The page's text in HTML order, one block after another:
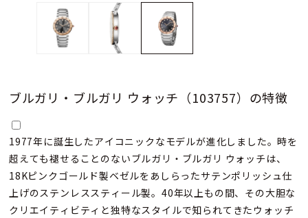
ブルガリ・ブルガリ ウォッチ（103757）の特徴
1977年に誕生したアイコニックなモデルが進化しました。時を
超えても褪せることのないブルガリ・ブルガリ ウォッチは、
18Kピンクゴールド製ベゼルをあしらったサテンポリッシュ仕
上げのステンレススティール製。40年以上もの間、その大胆な
クリエイティビティと独特なスタイルで知られてきたウォッチ